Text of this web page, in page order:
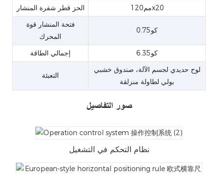
الحز قطر شفرة المنشار
مم120x20
فتحة المنشار قوة
المحرك
كو0.75
إجمالي الطاقة كو6.35
التعبئة
لوح حديدي لجسم الآلة، صندوق خشبي
بولي لطاولة منزلقة
صور التفاصيل
نظام التحكم في التشغيل